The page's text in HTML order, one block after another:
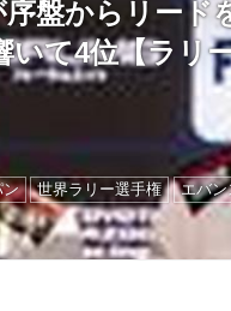
盤からリード
て4位【ラリ
ン 世界ラリー選手権 エバン